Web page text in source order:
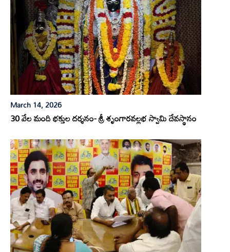
March 14, 2026
30 వేల మంది భక్తుల దర్శనం- శ్రీ శృంగారవల్లభ స్వామి దేవస్థానం